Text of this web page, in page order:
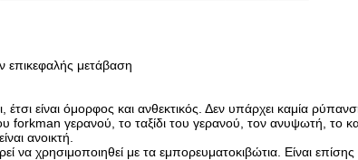
μετάβαση
είναι όμορφος και ανθεκτικός. Δεν υπάρχει καμία
forkman γερανού, το ταξίδι του γερανού, τον ανυψωτή, το
ανοικτή.
να χρησιμοποιηθεί με τα εμπορευματοκιβώτια. Είναι